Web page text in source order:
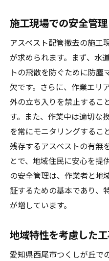
施工現場での安全管
アスベスト配管撤去の施工
が求められます。まず、水
トの飛散を防ぐために防
欠です。さらに、作業エリ
外の立ち入りを禁止するこ
す。また、作業中は適切な
を常にモニタリングするこ
残存するアスベストの有無
とで、地域住民に安心を提
の安全管理は、作業者と地
証するための基本であり、
が増しています。
地域特性を考慮した
愛知県西尾市つくしが丘で